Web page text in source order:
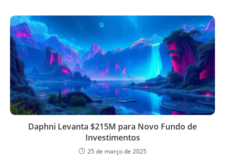
Daphni Levanta $215M para Novo Fundo de
Investimentos
25 de março de 2025